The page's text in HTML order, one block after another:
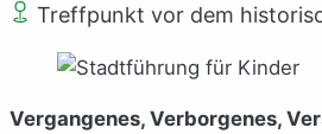
Treffpunkt vor dem
Vergangenes, Verborgenes,